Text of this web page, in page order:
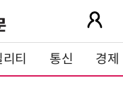
티 통신 경제